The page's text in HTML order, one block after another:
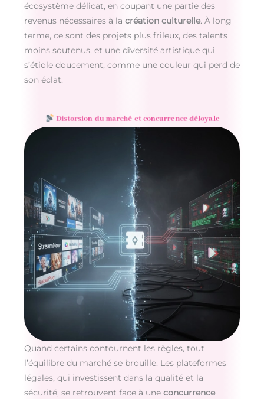
écosystème délicat, en coupant une partie des
revenus nécessaires à la création culturelle. À long
terme, ce sont des projets plus frileux, des talents
moins soutenus, et une diversité artistique qui
s’étiole doucement, comme une couleur qui perd de
son éclat.
Distorsion du marché et concurrence déloyale
Quand certains contournent les règles, tout
l’équilibre du marché se brouille. Les plateformes
légales, qui investissent dans la qualité et la
sécurité, se retrouvent face à une concurrence